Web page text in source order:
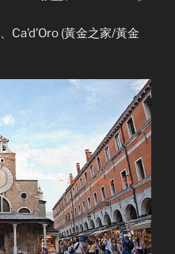
Ca’d’Oro (黃金之家/黃金